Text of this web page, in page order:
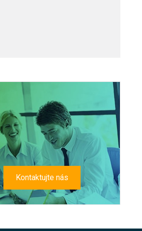
Kontaktujte nás